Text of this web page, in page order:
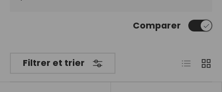
Filtrer et trier
Comparer
Liste